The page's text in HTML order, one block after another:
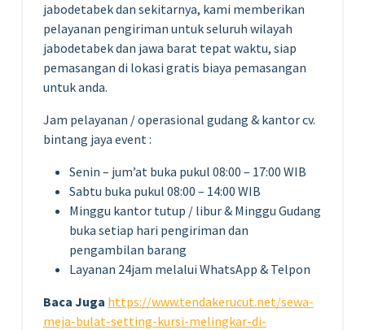
jabodetabek dan sekitarnya, kami memberikan
pelayanan pengiriman untuk seluruh wilayah
jabodetabek dan jawa barat tepat waktu, siap
pemasangan di lokasi gratis biaya pemasangan
untuk anda.
Jam pelayanan / operasional gudang & kantor cv.
bintang jaya event :
Senin – jum’at buka pukul 08:00 – 17:00 WIB
Sabtu buka pukul 08:00 – 14:00 WIB
Minggu kantor tutup / libur & Minggu Gudang
buka setiap hari pengiriman dan
pengambilan barang
Layanan 24jam melalui WhatsApp & Telpon
Baca Juga https://www.tendakerucut.net/sewa-
meja-bulat-setting-kursi-melingkar-di-